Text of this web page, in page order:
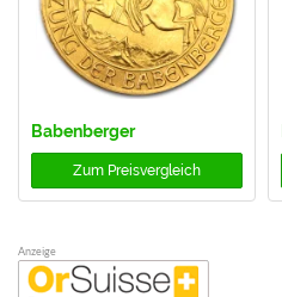
Babenberger
Zum Preisvergleich
Anzeige